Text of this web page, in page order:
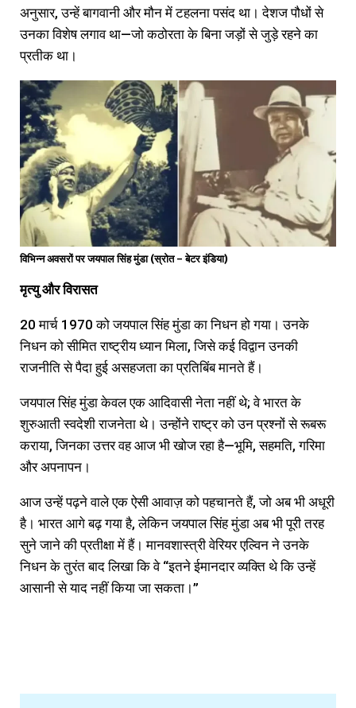
अनुसार, उन्हें बागवानी और मौन में टहलना पसंद था। देशज पौधों से
उनका विशेष लगाव था—जो कठोरता के बिना जड़ों से जुड़े रहने का
प्रतीक था।
विभिन्न अवसरों पर जयपाल सिंह मुंडा (स्रोत – बेटर इंडिया)
मृत्युऔरविरासत
20 मार्च 1970 को जयपाल सिंह मुंडा का निधन हो गया। उनके
निधन को सीमित राष्ट्रीय ध्यान मिला, जिसे कई विद्वान उनकी
राजनीति से पैदा हुई असहजता का प्रतिबिंब मानते हैं।
जयपाल सिंह मुंडा केवल एक आदिवासी नेता नहीं थे; वे भारत के
शुरुआती स्वदेशी राजनेता थे। उन्होंने राष्ट्र को उन प्रश्नों से रूबरू
कराया, जिनका उत्तर वह आज भी खोज रहा है—भूमि, सहमति, गरिमा
और अपनापन।
आज उन्हें पढ़ने वाले एक ऐसी आवाज़ को पहचानते हैं, जो अब भी अधूरी
है। भारत आगे बढ़ गया है, लेकिन जयपाल सिंह मुंडा अब भी पूरी तरह
सुने जाने की प्रतीक्षा में हैं। मानवशास्त्री वेरियर एल्विन ने उनके
निधन के तुरंत बाद लिखा कि वे “इतने ईमानदार व्यक्ति थे कि उन्हें
आसानी से याद नहीं किया जा सकता।”